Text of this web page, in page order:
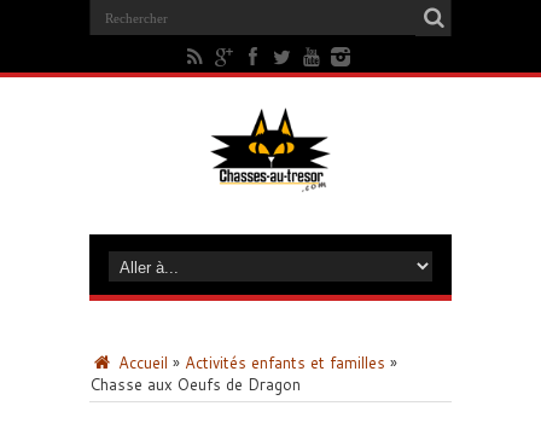
Accueil » Activités enfants et familles »
Chasse aux Oeufs de Dragon